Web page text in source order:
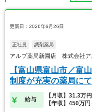
更新日：2026年6月26日
正社員 調剤薬局
アルプ薬局新園店 株式会社ア
【富山県富山市／
制度が充実の薬局に
給与
【月収】31.3万
【年収】450万